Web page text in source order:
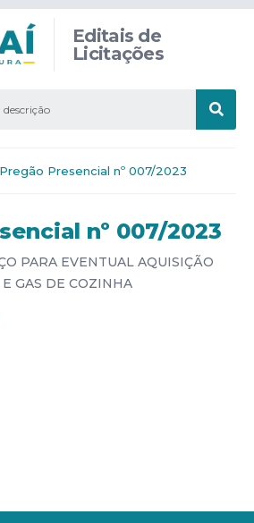
Editais de
Licitações
Pregão Presencial nº 007/2023
nº 007/2023
PARA EVENTUAL AQUISIÇÃO
GAS DE COZINHA